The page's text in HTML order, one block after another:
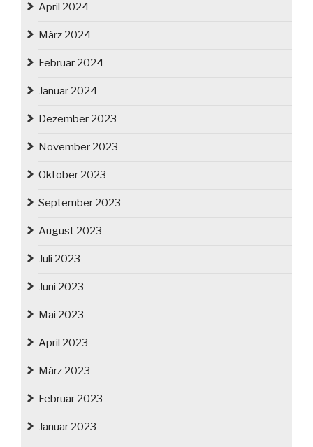
April 2024
März 2024
Februar 2024
Januar 2024
Dezember 2023
November 2023
Oktober 2023
September 2023
August 2023
Juli 2023
Juni 2023
Mai 2023
April 2023
März 2023
Februar 2023
Januar 2023